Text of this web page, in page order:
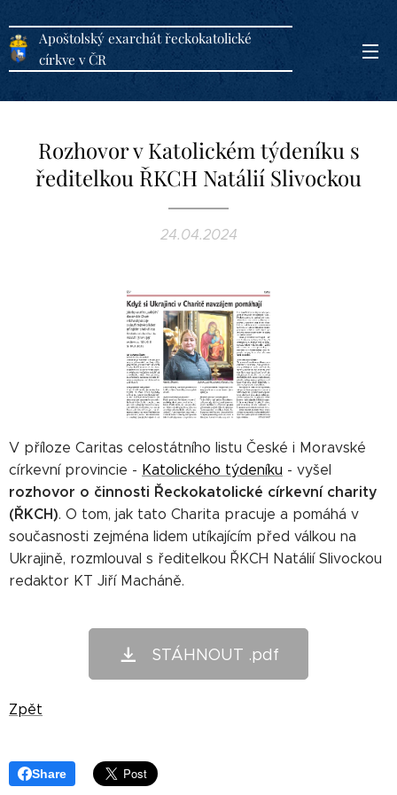
Apoštolský exarchát řeckokatolické
církve v ČR
Rozhovor v Katolickém týdeníku s
ředitelkou ŘKCH Natálií Slivockou
24.04.2024
V příloze Caritas celostátního listu České i Moravské
církevní provincie - Katolického týdeníku - vyšel
rozhovor o činnosti Řeckokatolické církevní charity
(ŘKCH). O tom, jak tato Charita pracuje a pomáhá v
současnosti zejména lidem utíkajícím před válkou na
Ukrajině, rozmlouval s ředitelkou ŘKCH Natálií Slivockou
redaktor KT Jiří Macháně.
STÁHNOUT .pdf
Zpět
Share